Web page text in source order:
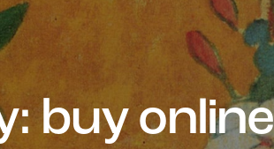
buy online